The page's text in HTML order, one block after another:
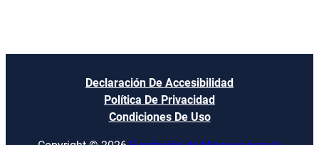
Declaración De Accesibilidad
Política De Privacidad
Condiciones De Uso